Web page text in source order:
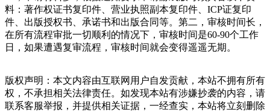
料：著作权证书复印件、营业执照副本复印件、ICP证复印
件、出版授权书、承诺书和出版合同等。第二，审核时间长，
在所有流程审批一切顺利的情况下，审核时间是60-90个工作
日，如果遭遇复审流程，审核时间就会变得遥遥无期。
版权声明：本文内容由互联网用户自发贡献，本站不拥有所有
权，不承担相关法律责任。如发现本站有涉嫌抄袭的内容，请
联系客服举报，并提供相关证据，一经查实，本站将立刻删除